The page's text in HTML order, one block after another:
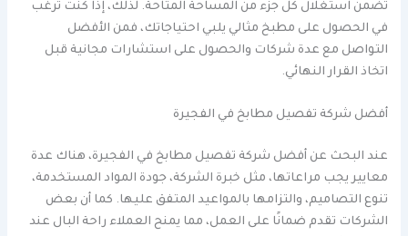
تضمن استغلال كل جزء من المساحة المتاحة. لذلك، إذا كنت ترغب
في الحصول على مطبخ مثالي يلبي احتياجاتك، فمن الأفضل
التواصل مع عدة شركات والحصول على استشارات مجانية قبل
اتخاذ القرار النهائي.
أفضل شركة تفصيل مطابخ في الفجيرة
عند البحث عن أفضل شركة تفصيل مطابخ في الفجيرة، هناك عدة
معايير يجب مراعاتها، مثل خبرة الشركة، جودة المواد المستخدمة،
تنوع التصاميم، والتزامها بالمواعيد المتفق عليها. كما أن بعض
الشركات تقدم ضمانًا على العمل، مما يمنح العملاء راحة البال عند